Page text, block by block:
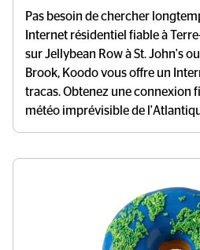
Pas besoin de chercher
Internet résidentiel fiable à
sur Jellybean Row à St. John's
Brook, Koodo vous offre un
tracas. Obtenez une connexion
météo imprévisible de